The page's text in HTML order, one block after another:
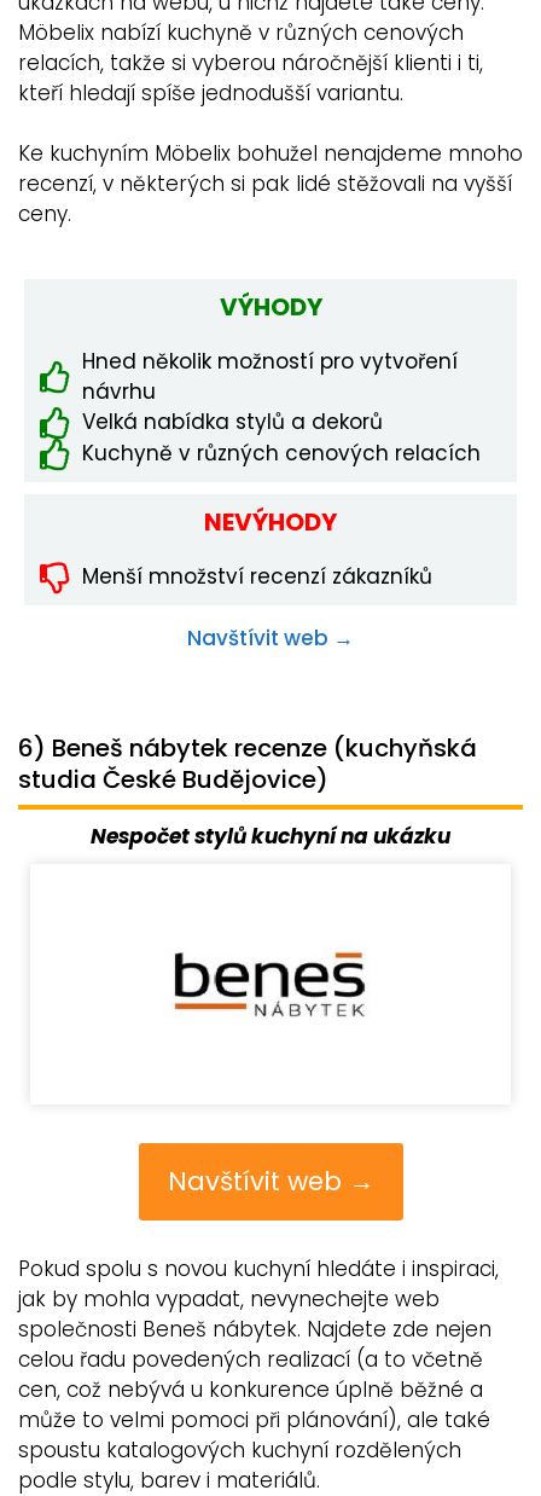
Möbelix nabízí kuchyně v různých cenových
relacích, takže si vyberou náročnější klienti i ti,
kteří hledají spíše jednodušší variantu.
Ke kuchyním Möbelix bohužel nenajdeme mnoho
recenzí, v některých si pak lidé stěžovali na vyšší
ceny.
VÝHODY
Hned několik možností pro vytvoření
návrhu
Velká nabídka stylů a dekorů
Kuchyně v různých cenových relacích
NEVÝHODY
Menší množství recenzí zákazníků
Navštívit web →
6) Beneš nábytek recenze (kuchyňská
studia České Budějovice)
Nespočet stylů kuchyní na ukázku
Navštívit web →
Pokud spolu s novou kuchyní hledáte i inspiraci,
jak by mohla vypadat, nevynechejte web
společnosti Beneš nábytek. Najdete zde nejen
celou řadu povedených realizací (a to včetně
cen, což nebývá u konkurence úplně běžné a
může to velmi pomoci při plánování), ale také
spoustu katalogových kuchyní rozdělených
podle stylu, barev i materiálů.